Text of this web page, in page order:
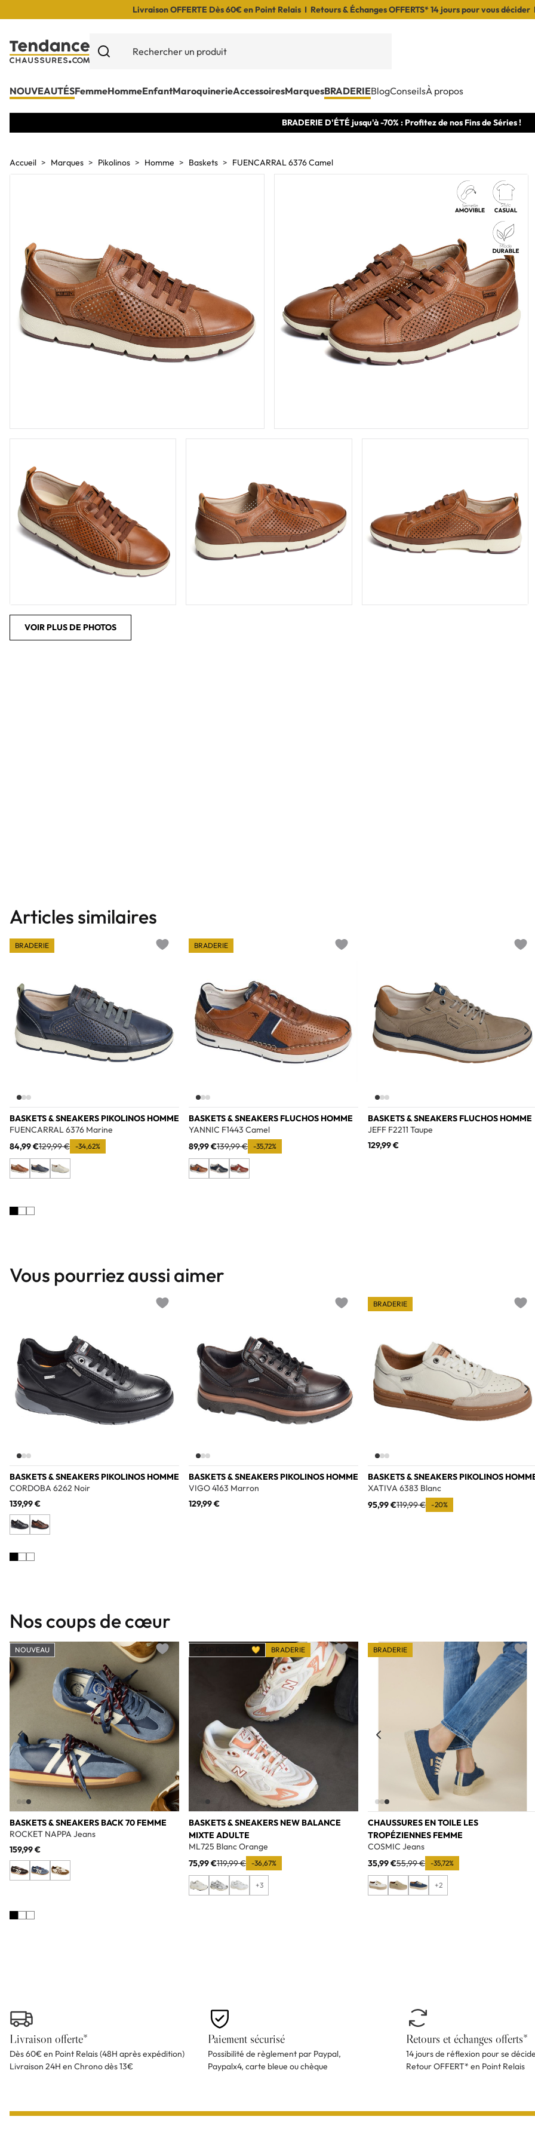
Livraison OFFERTE Dès 60€ en Point Relais I Retours & Échanges OFFERTS* 14 jours pour vous
NOUVEAUTÉSFemmeHommeEnfantMaroquinerieAccessoiresMarquesBRADERIEBlogConseilsÀ propos
BRADERIE D'ÉTÉ jusqu'à -70% : Profitez de nos Fins de Séries !
Accueil Marques Pikolinos Homme Baskets FUENCARRAL 6376 Camel
VOIR PLUS DE PHOTOS
Articles similaires
BASKETS & SNEAKERS PIKOLINOS HOMME
FUENCARRAL 6376 Marine
84,99 €129,99 € -34,62%
BRADERIE
BASKETS & SNEAKERS FLUCHOS HOMME
YANNIC F1443 Camel
89,99 €139,99 € -35,72%
BRADERIE
BASKETS & SNEAKERS FLUCHOS HOMME
JEFF F2211 Taupe
129,99 €
Vous pourriez aussi aimer
BASKETS & SNEAKERS PIKOLINOS HOMME
CORDOBA 6262 Noir
139,99 €
BASKETS & SNEAKERS PIKOLINOS HOMME
VIGO 4163 Marron
129,99 €
BASKETS & SNEAKERS PIKOLINOS
XATIVA 6383 Blanc
95,99 €119,99 € -20%
BRADERIE
Nos coups de cœur
BASKETS & SNEAKERS BACK 70 FEMME
ROCKET NAPPA Jeans
159,99 €
NOUVEAU
Add to wishlist
BASKETS & SNEAKERS NEW BALANCE
MIXTE ADULTE
ML725 Blanc Orange
75,99 €119,99 € -36,67%
+3
COUP DE CŒUR 💛 BRADERIE
Add to wishlist
CHAUSSURES EN TOILE LES
TROPÉZIENNES FEMME
COSMIC Jeans
35,99 €55,99 € -35,72%
+2
BRADERIE
Add
Livraison offerte*
Dès 60€ en Point Relais (48H après expédition)
Livraison 24H en Chrono dès 13€
Paiement sécurisé
Possibilité de règlement par Paypal,
Paypalx4, carte bleue ou chèque
Retours et échanges offerts*
14 jours de réflexion pour se
Retour OFFERT* en Point Relais